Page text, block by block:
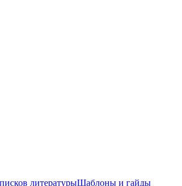
литературыШаблоны и гайды